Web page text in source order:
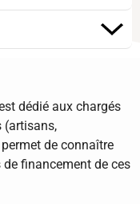
dédié aux chargés
(artisans,
de connaître
financement de ces